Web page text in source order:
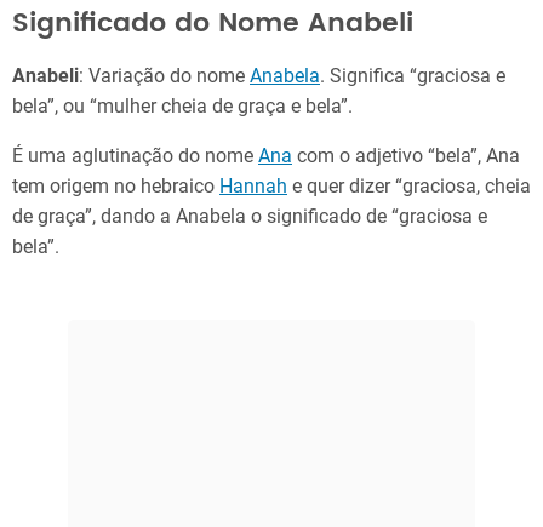
Significado do Nome Anabeli
Anabeli: Variação do nome Anabela. Significa “graciosa e
bela”, ou “mulher cheia de graça e bela”.
É uma aglutinação do nome Ana com o adjetivo “bela”, Ana
tem origem no hebraico Hannah e quer dizer “graciosa, cheia
de graça”, dando a Anabela o significado de “graciosa e
bela”.